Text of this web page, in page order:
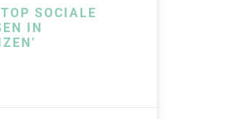
SOCIALE
IN